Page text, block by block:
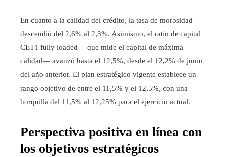
En cuanto a la calidad del crédito, la tasa de morosidad
descendió del 2,6% al 2,3%. Asimismo, el ratio de capital
CET1 fully loaded —que mide el capital de máxima
calidad— avanzó hasta el 12,5%, desde el 12,2% de junio
del año anterior. El plan estratégico vigente establece un
rango objetivo de entre el 11,5% y el 12,5%, con una
horquilla del 11,5% al 12,25% para el ejercicio actual.
Perspectiva positiva en línea con
los objetivos estratégicos